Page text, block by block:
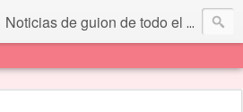
Noticias de guion de todo el mundo... Y más.